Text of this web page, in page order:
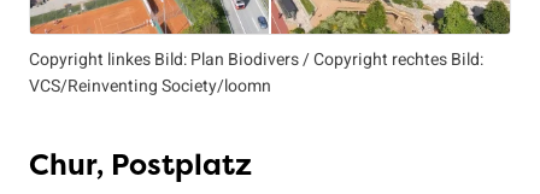
Copyright linkes Bild: Plan Biodivers / Copyright rechtes Bild:
VCS/Reinventing Society/loomn
Chur, Postplatz